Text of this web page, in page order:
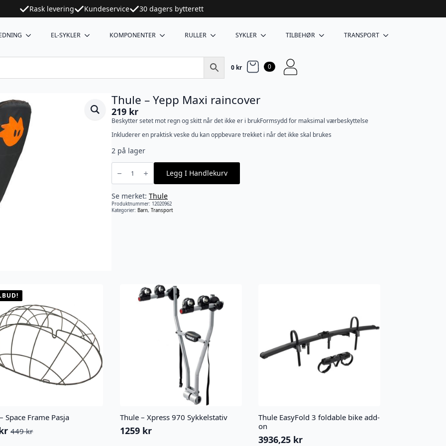
Rask levering Kundeservice 30 dagers bytterett
EL-SYKLER KOMPONENTER RULLER SYKLER TILBEHØR TRANSPORT
0 kr 0
Thule – Yepp Maxi raincover
219 kr
Beskytter setet mot regn og skitt når det ikke er i brukFormsydd for maksimal værbeskyttelse
Inkluderer en praktisk veske du kan oppbevare trekket i når det ikke skal brukes
2 på lager
Thule
Yepp
Maxi
antall
Legg I Handlekurv
Se merket: Thule
Produktnummer: 12020962
Kategorier: Barn, Transport
Space Frame Pasja
449kr
Thule – Xpress 970 Sykkelstativ
1259 kr
Thule EasyFold 3 foldable bike add-
on
3936,25 kr